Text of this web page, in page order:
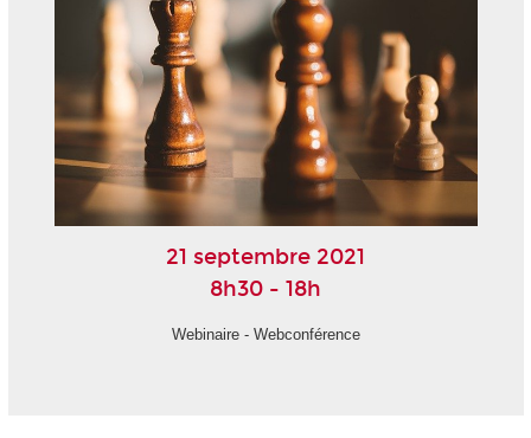
21 septembre 2021
8h30 - 18h
Webinaire - Webconférence